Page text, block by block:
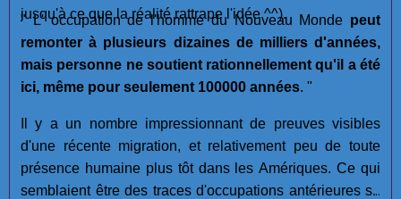
jusqu'à ce que la réalité rattrape l'idée ^^).
" L' occupation de l'homme du Nouveau Monde peut
remonter à plusieurs dizaines de milliers d'années,
mais personne ne soutient rationnellement qu'il a été
ici, même pour seulement 100000 années. "
Il y a un nombre impressionnant de preuves visibles
d'une récente migration, et relativement peu de toute
présence humaine plus tôt dans les Amériques. Ce qui
semblaient être des traces d'occupations antérieures se